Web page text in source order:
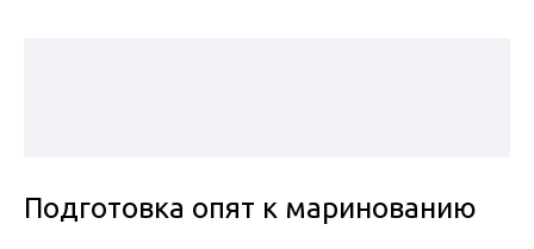
Подготовка опят к маринованию